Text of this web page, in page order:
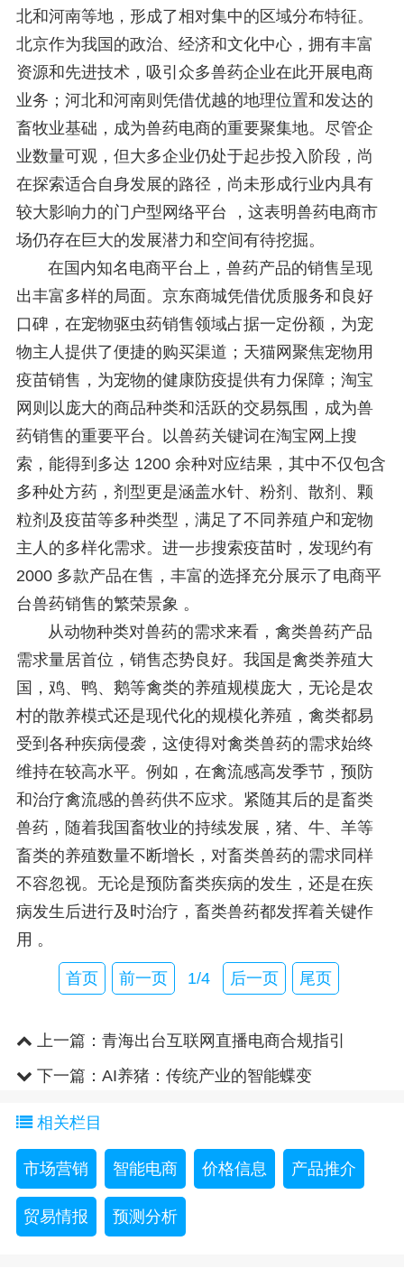
北和河南等地，形成了相对集中的区域分布特征。
北京作为我国的政治、经济和文化中心，拥有丰富
资源和先进技术，吸引众多兽药企业在此开展电商
业务；河北和河南则凭借优越的地理位置和发达的
畜牧业基础，成为兽药电商的重要聚集地。尽管企
业数量可观，但大多企业仍处于起步投入阶段，尚
在探索适合自身发展的路径，尚未形成行业内具有
较大影响力的门户型网络平台 ，这表明兽药电商市
场仍存在巨大的发展潜力和空间有待挖掘。
在国内知名电商平台上，兽药产品的销售呈现
出丰富多样的局面。京东商城凭借优质服务和良好
口碑，在宠物驱虫药销售领域占据一定份额，为宠
物主人提供了便捷的购买渠道；天猫网聚焦宠物用
疫苗销售，为宠物的健康防疫提供有力保障；淘宝
网则以庞大的商品种类和活跃的交易氛围，成为兽
药销售的重要平台。以兽药关键词在淘宝网上搜
索，能得到多达 1200 余种对应结果，其中不仅包含
多种处方药，剂型更是涵盖水针、粉剂、散剂、颗
粒剂及疫苗等多种类型，满足了不同养殖户和宠物
主人的多样化需求。进一步搜索疫苗时，发现约有
2000 多款产品在售，丰富的选择充分展示了电商平
台兽药销售的繁荣景象 。
从动物种类对兽药的需求来看，禽类兽药产品
需求量居首位，销售态势良好。我国是禽类养殖大
国，鸡、鸭、鹅等禽类的养殖规模庞大，无论是农
村的散养模式还是现代化的规模化养殖，禽类都易
受到各种疾病侵袭，这使得对禽类兽药的需求始终
维持在较高水平。例如，在禽流感高发季节，预防
和治疗禽流感的兽药供不应求。紧随其后的是畜类
兽药，随着我国畜牧业的持续发展，猪、牛、羊等
畜类的养殖数量不断增长，对畜类兽药的需求同样
不容忽视。无论是预防畜类疾病的发生，还是在疾
病发生后进行及时治疗，畜类兽药都发挥着关键作
用 。
首页 前一页 1/4 后一页 尾页
上一篇： 青海出台互联网直播电商合规指引
下一篇： AI养猪：传统产业的智能蝶变
相关栏目
市场营销 智能电商 价格信息 产品推介
贸易情报 预测分析